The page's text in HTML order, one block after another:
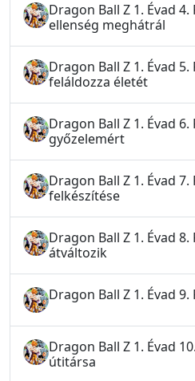
Dragon Ball Z 1. Évad 4.
ellenség meghátrál
Dragon Ball Z 1. Évad 5.
feláldozza életét
Dragon Ball Z 1. Évad 6.
győzelemért
Dragon Ball Z 1. Évad 7.
felkészítése
Dragon Ball Z 1. Évad 8.
átváltozik
Dragon Ball Z 1. Évad
Dragon Ball Z 1. Évad
útitársa